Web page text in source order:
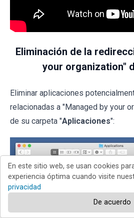
Eliminación de la
your organization"
Eliminar aplicaciones
relacionadas a "Managed by your
de su carpeta "Aplicaciones":
En este sitio web, se usan cookies
experiencia óptima cuando visite
privacidad
De acuerdo